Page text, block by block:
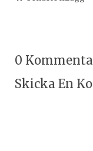
0
Skicka En